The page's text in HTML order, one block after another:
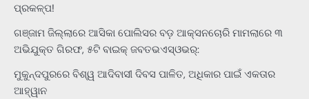
ପ୍ରକଳ୍ପ!
ଗଞ୍ଜାମ ଜିଲ୍ଲାରେ ଆସିକା ପୋଲିସର ବଡ଼ ଆକ୍ସନଚୋରି ମାମଲାରେ ୩
ଅଭିଯୁକ୍ତ ଗିରଫ, ୫ଟି ବାଇକ୍ ଜବତଭଏସ୍‌ଓଭର୍:
ମୁକୁନ୍ଦପୁରରେ ବିଶ୍ୱ ଆଦିବାସୀ ଦିବସ ପାଳିତ, ଅଧିକାର ପାଇଁ ଏକତାର
ଆହ୍ୱାନ